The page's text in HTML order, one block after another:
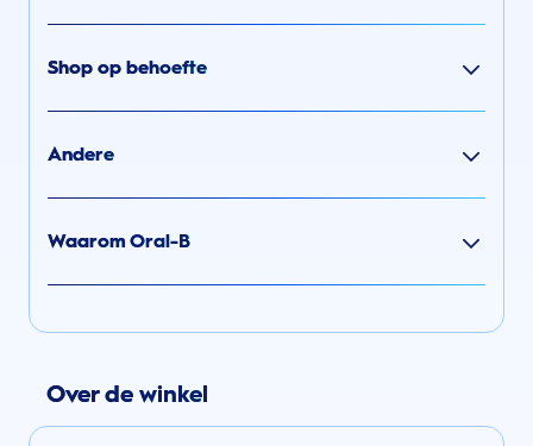
Shop op behoefte
Andere
Waarom Oral-B
Over de winkel